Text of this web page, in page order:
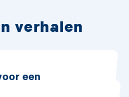
verhalen
een